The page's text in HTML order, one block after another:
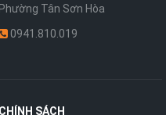
Phường Tân Sơn Hòa
0941.810.019
CHÍNH SÁCH